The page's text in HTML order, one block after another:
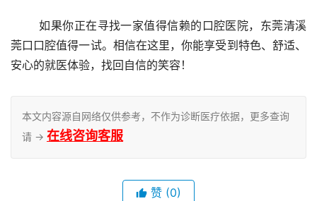
	如果你正在寻找一家值得信赖的口腔医院，东莞清溪
莞口口腔值得一试。相信在这里，你能享受到特色、舒适、
安心的就医体验，找回自信的笑容！
本文内容源自网络仅供参考，不作为诊断医疗依据，更多查询
请 → 在线咨询客服
赞 (0)